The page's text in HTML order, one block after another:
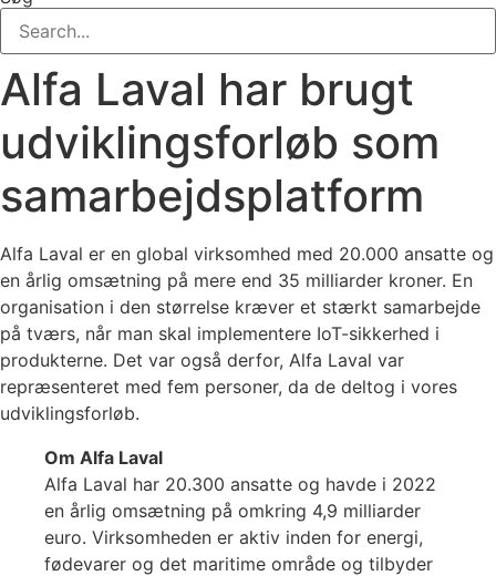
Alfa Laval har brugt
udviklingsforløb som
samarbejdsplatform
Alfa Laval er en global virksomhed med 20.000 ansatte og
en årlig omsætning på mere end 35 milliarder kroner. En
organisation i den størrelse kræver et stærkt samarbejde
på tværs, når man skal implementere IoT-sikkerhed i
produkterne. Det var også derfor, Alfa Laval var
repræsenteret med fem personer, da de deltog i vores
udviklingsforløb.
Om Alfa Laval
Alfa Laval har 20.300 ansatte og havde i 2022
en årlig omsætning på omkring 4,9 milliarder
euro. Virksomheden er aktiv inden for energi,
fødevarer og det maritime område og tilbyder